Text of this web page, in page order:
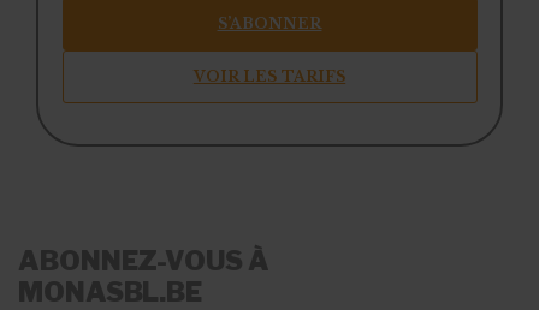
S’ABONNER
VOIR LES TARIFS
ABONNEZ-VOUS À
MONASBL.BE